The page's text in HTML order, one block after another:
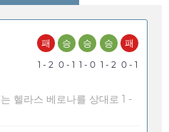
패
1 - 2
승
0 - 1
승
1 - 0
승
1 - 2
패
0 - 1
헬라스 베로나를 상대로 1 -